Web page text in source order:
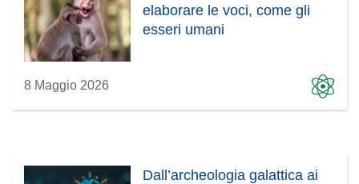
elaborare le voci, come gli
esseri umani
8 Maggio 2026
Dall’archeologia galattica ai